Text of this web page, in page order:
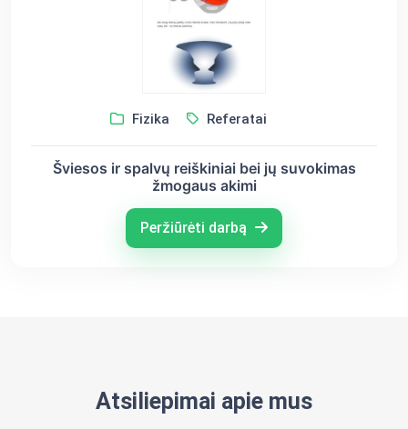
Fizika Referatai
Šviesos ir spalvų reiškiniai bei jų suvokimas
žmogaus akimi
Peržiūrėti darbą
Atsiliepimai apie mus